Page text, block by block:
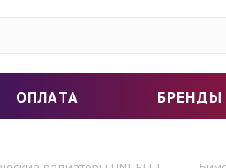
ОПЛАТА БРЕНДЫ